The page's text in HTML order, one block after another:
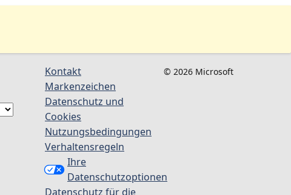
Kontakt
Markenzeichen
Datenschutz und
Cookies
Nutzungsbedingungen
Verhaltensregeln
Ihre
Datenschutzoptionen
Datenschutz für die
© 2026 Microsoft